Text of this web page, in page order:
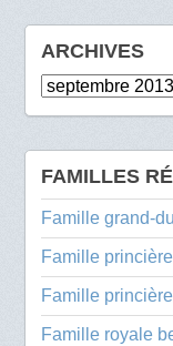
ARCHIVES
Archives
FAMILLES
Famille grand-
Famille
Famille
Famille royale